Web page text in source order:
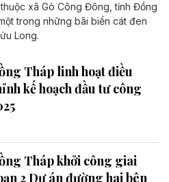
xã Gò Công Đông, tỉnh Đồng
trong những bãi biển cát đen
Long.
Tháp linh hoạt điều
kế hoạch đầu tư công
Tháp khởi công giai
2 Dự án đường hai bên